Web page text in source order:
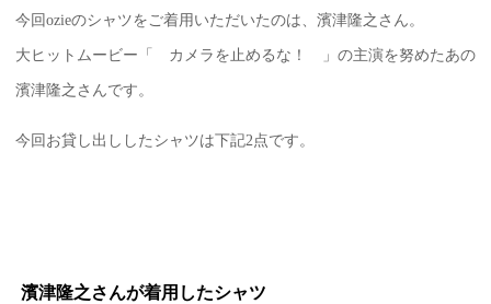
今回ozieのシャツをご着用いただいたのは、濱津隆之さん。
大ヒットムービー「 カメラを止めるな！ 」の主演を努めたあの
濱津隆之さんです。
今回お貸し出ししたシャツは下記2点です。
濱津隆之さんが着用したシャツ